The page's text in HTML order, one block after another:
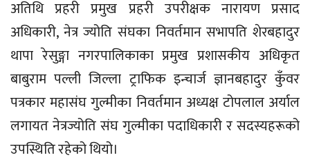
अतिथि प्रहरी प्रमुख प्रहरी उपरीक्षक नारायण प्रसाद
अधिकारी, नेत्र ज्योति संघका निवर्तमान सभापति शेरबहादुर
थापा रेसुङ्गा नगरपालिकाका प्रमुख प्रशासकीय अधिकृत
बाबुराम पल्ली जिल्ला ट्राफिक इन्चार्ज ज्ञानबहादुर कुँवर
पत्रकार महासंघ गुल्मीका निवर्तमान अध्यक्ष टोपलाल अर्याल
लगायत नेत्रज्योति संघ गुल्मीका पदाधिकारी र सदस्यहरूको
उपस्थिति रहेको थियो।